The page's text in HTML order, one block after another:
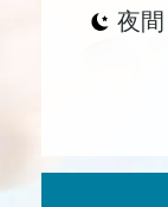
夜間